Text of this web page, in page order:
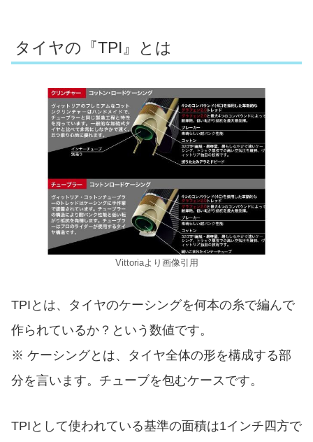
タイヤの『TPI』とは
Vittoriaより画像引用
TPIとは、タイヤのケーシングを何本の糸で編んで
作られているか？という数値です。
※ ケーシングとは、タイヤ全体の形を構成する部
分を言います。チューブを包むケースです。
TPIとして使われている基準の面積は1インチ四方で